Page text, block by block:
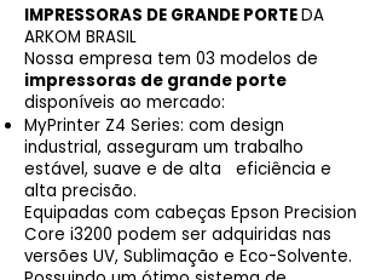
IMPRESSORAS DE GRANDE PORTEDA
ARKOM BRASIL
Nossa empresa tem 03 modelos de
impressoras de grande porte
disponíveis ao mercado:
MyPrinter Z4 Series: com design
industrial, asseguram um trabalho
estável, suave e de alta eficiência e
alta precisão.
Equipadas com cabeças Epson Precision
Core i3200 podem ser adquiridas nas
versões UV, Sublimação e Eco-Solvente.